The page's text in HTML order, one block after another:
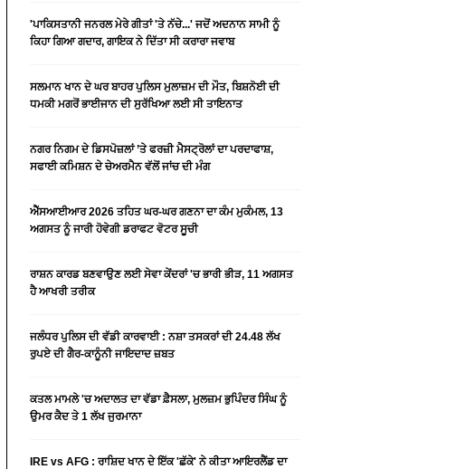
'ਪਾਕਿਸਤਾਨੀ ਜਨਰਲ ਮੇਰੇ ਗੀਤਾਂ 'ਤੇ ਨੱਚੇ...' ਜਦੋਂ ਅਦਨਾਨ ਸਾਮੀ ਨੂੰ
ਕਿਹਾ ਗਿਆ ਗਦਾਰ, ਗਾਇਕ ਨੇ ਦਿੱਤਾ ਸੀ ਕਰਾਰਾ ਜਵਾਬ
ਸਲਮਾਨ ਖਾਨ ਦੇ ਘਰ ਬਾਹਰ ਪੁਲਿਸ ਮੁਲਾਜ਼ਮ ਦੀ ਮੌਤ, ਬਿਸ਼ਨੋਈ ਦੀ
ਧਮਕੀ ਮਗਰੋਂ ਭਾਈਜਾਨ ਦੀ ਸੁਰੱਖਿਆ ਲਈ ਸੀ ਤਾਇਨਾਤ
ਨਗਰ ਨਿਗਮ ਦੇ ਡਿਸਪੋਜ਼ਲਾਂ ’ਤੇ ਫਰਜ਼ੀ ਮੈਸਟ੍ਰੋਲਾਂ ਦਾ ਪਰਦਾਫਾਸ਼,
ਸਫਾਈ ਕਮਿਸ਼ਨ ਦੇ ਚੇਅਰਮੈਨ ਵੱਲੋਂ ਜਾਂਚ ਦੀ ਮੰਗ
ਐੱਸਆਈਆਰ 2026 ਤਹਿਤ ਘਰ-ਘਰ ਗਣਨਾ ਦਾ ਕੰਮ ਮੁਕੰਮਲ, 13
ਅਗਸਤ ਨੂੰ ਜਾਰੀ ਹੋਵੇਗੀ ਡਰਾਫਟ ਵੋਟਰ ਸੂਚੀ
ਰਾਸ਼ਨ ਕਾਰਡ ਬਣਵਾਉਣ ਲਈ ਸੇਵਾ ਕੇਂਦਰਾਂ 'ਚ ਭਾਰੀ ਭੀੜ, 11 ਅਗਸਤ
ਹੈ ਆਖਰੀ ਤਰੀਕ
ਜਲੰਧਰ ਪੁਲਿਸ ਦੀ ਵੱਡੀ ਕਾਰਵਾਈ : ਨਸ਼ਾ ਤਸਕਰਾਂ ਦੀ 24.48 ਲੱਖ
ਰੁਪਏ ਦੀ ਗੈਰ-ਕਾਨੂੰਨੀ ਜਾਇਦਾਦ ਜ਼ਬਤ
ਕਤਲ ਮਾਮਲੇ 'ਚ ਅਦਾਲਤ ਦਾ ਵੱਡਾ ਫ਼ੈਸਲਾ, ਮੁਲਜ਼ਮ ਭੁਪਿੰਦਰ ਸਿੰਘ ਨੂੰ
ਉਮਰ ਕੈਦ ਤੇ 1 ਲੱਖ ਜੁਰਮਾਨਾ
IRE vs AFG : ਰਾਸ਼ਿਦ ਖਾਨ ਦੇ ਇੱਕ 'ਛੱਕੇ' ਨੇ ਕੀਤਾ ਆਇਰਲੈਂਡ ਦਾ